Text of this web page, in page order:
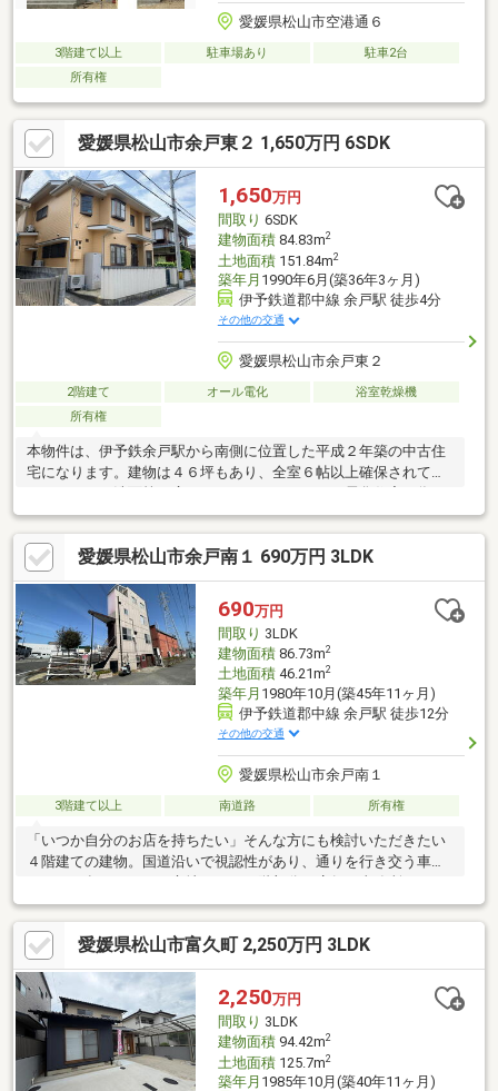
愛媛県松山市空港通６
3階建て以上 駐車場あり
駐車2台
所有権
愛媛県松山市余戸東２ 1,650万円 6SDK
1,650万円
間取り 6SDK
建物面積84.83m2
土地面積151.84m2
築年月 1990年6月(築36年3ヶ月)
伊予鉄道郡中線 余戸駅 徒歩4分
その他の交通
愛媛県松山市余戸東２
2階建て オール電化
浴室乾燥機
所有権
本物件は、伊予鉄余戸駅から南側に位置した平成２年築の中古住
宅になります。建物は４６坪もあり、全室６帖以上確保されてい
毎月の電気料金を抑えることができます。周辺にはスーパー、コ
ンビニ、銀行、郵便局等の商業施設が充実しており、バスや駅ま
で徒歩５分圏内の為、通勤通学にも便利です。尚、物件敷地内に
は駐車場がない為、近隣にて確保する必要がありますが、お車を
保有していなくても日常のお買い物は徒歩や自転車でできます
し、移動手段は電車やバスで対応可能な立地です。現在空家にな
っていますので、内見をご希望される場合は、お気軽にお問い合
わせ下
愛媛県松山市余戸南１ 690万円 3LDK
690万円
間取り 3LDK
建物面積86.73m2
土地面積46.21m2
築年月 1980年10月(築45年11ヶ月)
伊予鉄道郡中線 余戸駅 徒歩12分
その他の交通
愛媛県松山市余戸南１
3階建て以上 南道路 所有権
「いつか自分のお店を持ちたい」そんな方にも検討いただきたい
４階建ての建物。国道沿いで視認性があり、通りを行き交う車か
らも目に留まりやすい立地です。２階部分は店舗や事務所として
使いやすい空間で小規模ショップやサロンなどにも向いていま
す。上階には居住スペースがあり、生活と仕事を同じ建物で考え
ることも可能。上層階からは周囲の景色が広がり、開放感のある
眺望も楽しめます。 ■看板収入１５万円／年■市街化調整区域内の
線引き後宅地の為、再建築不可【再建築時：開発許可必要】■本
物件は新築時に開発許可未取得です。■１階倉庫部分（以前駐車
スペース）は売主様にて改装■国道５６号線との間に水路有
愛媛県松山市富久町 2,250万円 3LDK
2,250万円
間取り 3LDK
建物面積94.42m2
土地面積125.7m2
築年月 1985年10月(築40年11ヶ月)